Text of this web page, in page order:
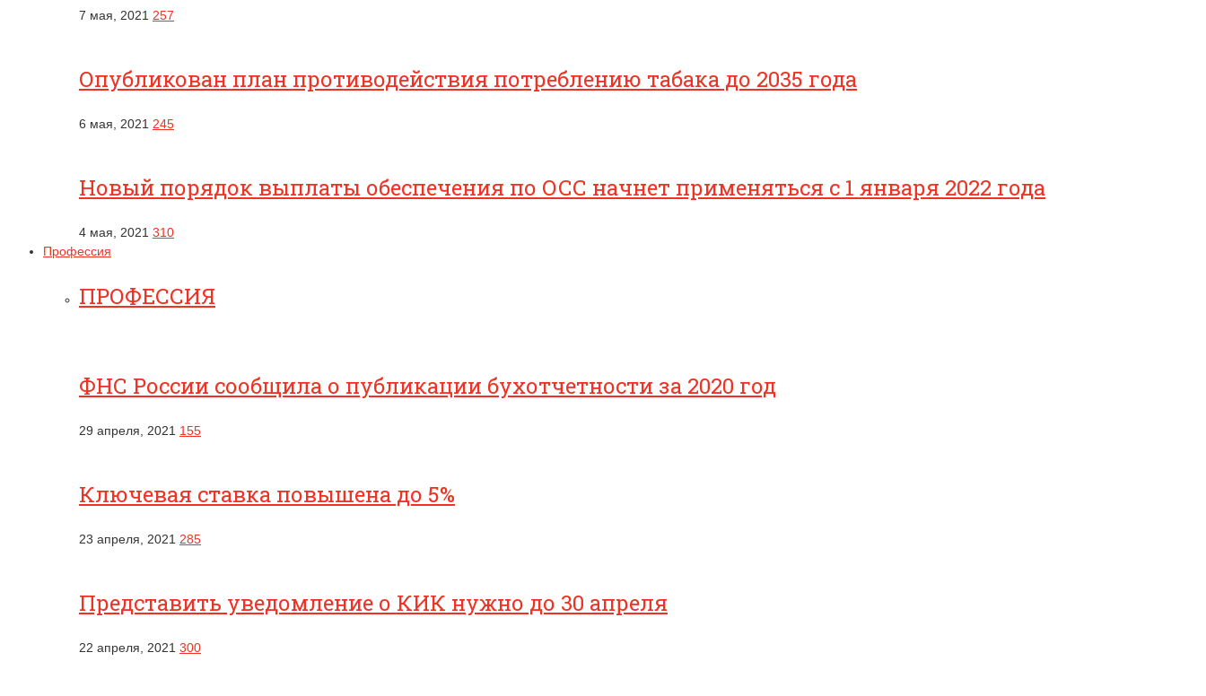
7 мая, 2021 257
Опубликован план противодействия потреблению табака до 2035 года
6 мая, 2021 245
Новый порядок выплаты обеспечения по ОСС начнет применяться с 1 января 2022 года
4 мая, 2021 310
Профессия
ПРОФЕССИЯ
ФНС России сообщила о публикации бухотчетности за 2020 год
29 апреля, 2021 155
Ключевая ставка повышена до 5%
23 апреля, 2021 285
Представить уведомление о КИК нужно до 30 апреля
22 апреля, 2021 300